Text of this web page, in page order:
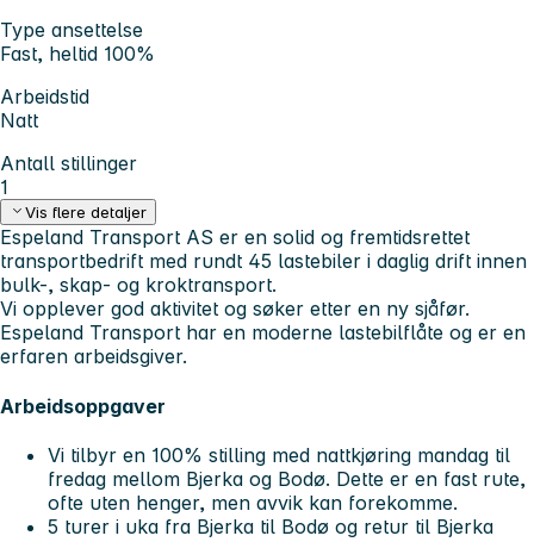
Type ansettelse
Fast, heltid 100%
Arbeidstid
Natt
Antall stillinger
1
Vis flere detaljer
Espeland Transport AS er en solid og fremtidsrettet
transportbedrift med rundt 45 lastebiler i daglig drift innen
bulk-, skap- og kroktransport.
Vi opplever god aktivitet og søker etter en ny sjåfør.
Espeland Transport har en moderne lastebilflåte og er en
erfaren arbeidsgiver.
Arbeidsoppgaver
Vi tilbyr en 100% stilling med nattkjøring mandag til
fredag mellom Bjerka og Bodø. Dette er en fast rute,
ofte uten henger, men avvik kan forekomme.
5 turer i uka fra Bjerka til Bodø og retur til Bjerka